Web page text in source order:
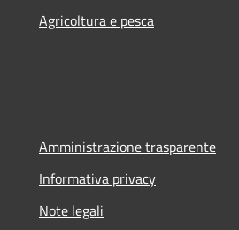
Agricoltura e pesca
Amministrazione trasparente
Informativa privacy
Note legali